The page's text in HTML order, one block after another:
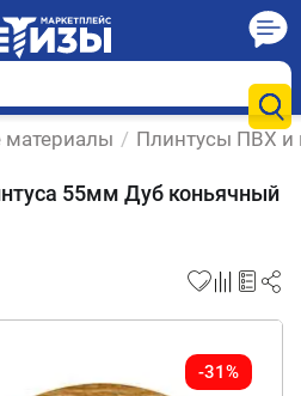
материалы / Плинтусы ПВХ
55мм Дуб коньячный
-31%